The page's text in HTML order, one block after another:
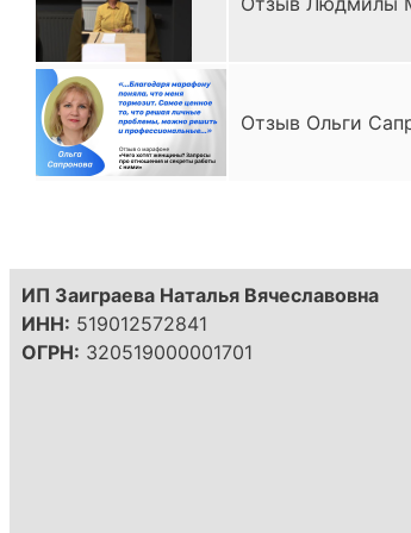
Отзыв Ольги
ИП Заиграева Наталья Вячеславовна
ИНН: 519012572841
ОГРН: 320519000001701